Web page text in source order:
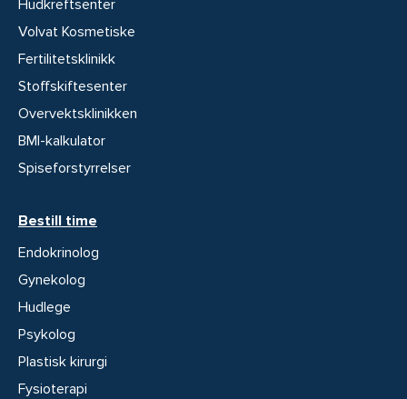
Hudkreftsenter
Volvat Kosmetiske
Fertilitetsklinikk
Stoffskiftesenter
Overvektsklinikken
BMI-kalkulator
Spiseforstyrrelser
Bestill time
Endokrinolog
Gynekolog
Hudlege
Psykolog
Plastisk kirurgi
Fysioterapi